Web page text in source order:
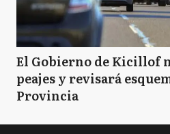
El Gobierno de Kicillof
peajes y revisará
Provincia